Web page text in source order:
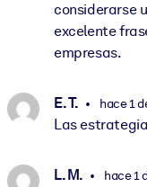
considerarse
excelente
empresas.
E. T. hace 1
Las
L. M. hace 1